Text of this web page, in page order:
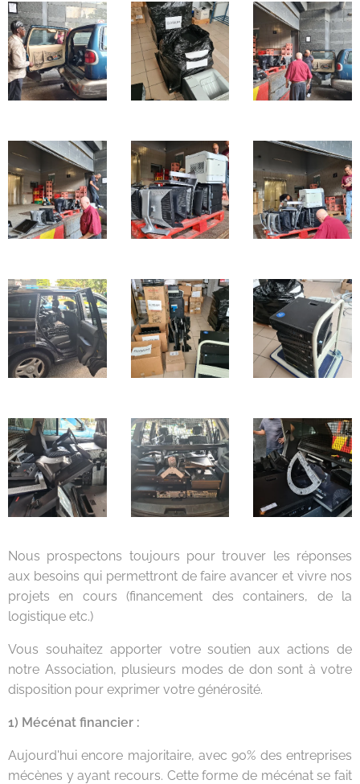
Nous prospectons toujours pour trouver les réponses
aux besoins qui permettront de faire avancer et vivre nos
projets en cours (financement des containers, de la
logistique etc.)
Vous souhaitez apporter votre soutien aux actions de
notre Association, plusieurs modes de don sont à votre
disposition pour exprimer votre générosité.
1) Mécénat financier :
Aujourd'hui encore majoritaire, avec 90% des entreprises
mécènes y ayant recours. Cette forme de mécénat se fait